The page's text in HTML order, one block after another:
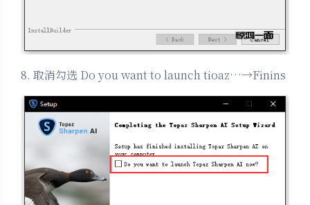
8. 取消勾选 Do you want to launch tioaz…→Finins